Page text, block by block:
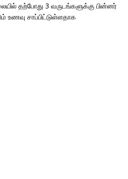
தற்போது 3 வருடங்களுக்கு பின்னர்
உணவு சாப்பிட்டுள்ளதாக